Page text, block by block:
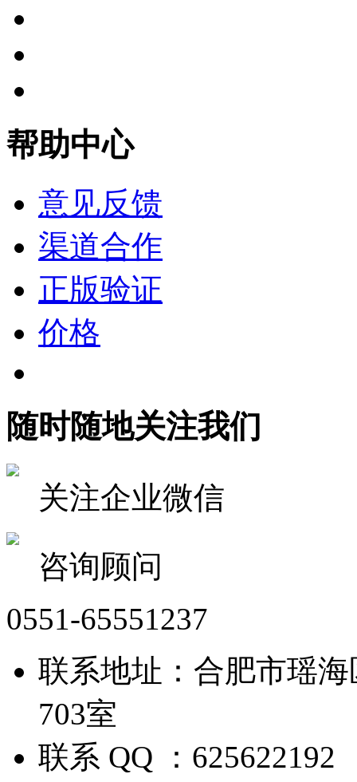
帮助中心
意见反馈
渠道合作
正版验证
价格
随时随地关注我们
关注企业微信
咨询顾问
0551-65551237
联系地址：合肥市瑶
703室
联系 QQ ：